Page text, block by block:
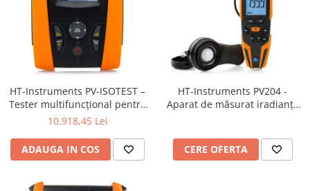
HT-Instruments PV-ISOTEST –
Tester multifuncțional pentru
verificarea siguranței electrice
fotovoltaice până la 1500V DC
10.918,45 Lei
ADAUGA IN COS
HT-Instruments PV204 -
Aparat de măsurat iradianța
CERE OFERTA